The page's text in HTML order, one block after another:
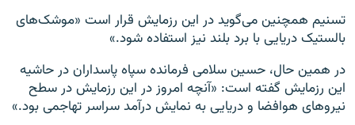
تسنیم همچنین می‌گوید در این رزمایش قرار است «موشک‌های
بالستیک دریایی با برد بلند نیز استفاده شود.»
در همین حال، حسین سلامی فرمانده سپاه پاسداران در حاشیه
این رزمایش گفته است: «آنچه امروز در این رزمایش در سطح
نیروهای هوافضا و دریایی به نمایش درآمد سراسر تهاجمی بود.»